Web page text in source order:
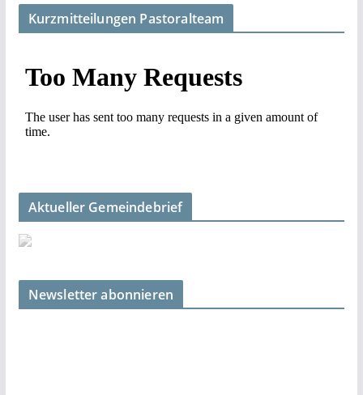
Kurzmitteilungen Pastoralteam
Aktueller Gemeindebrief
Newsletter abonnieren